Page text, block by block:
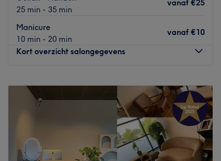
25 min - 35 min
vanaf €25
Manicure
10 min - 20 min
vanaf €10
Kort overzicht salongegevens
Dinsdag
10:00–18:00
Woensdag
09:00 18:00
09:00 –18:00
09:00
18:00
Zaterdag
09:00–18:00
Zondag
Gesloten